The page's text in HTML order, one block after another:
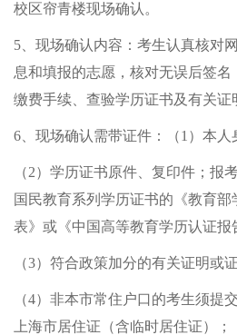
校区帘青楼现场确认。
5、现场确认内容：考生认真核对
息和填报的志愿，核对无误后签
缴费手续、查验学历证书及有关证
6、现场确认需带证件：（1）本人
（2）学历证书原件、复印件；报
国民教育系列学历证书的《教育
表》或《中国高等教育学历认证报
（3）符合政策加分的有关证明或
（4）非本市常住户口的考生须提
上海市居住证（含临时居住证）；